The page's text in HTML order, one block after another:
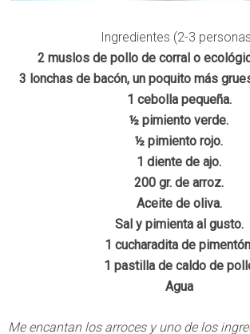
Ingredientes (2-3
2 muslos de pollo de corral o
3 lonchas de bacón, un poquito más
1 cebolla pequeña.
½ pimiento verde.
½ pimiento rojo.
1 diente de ajo.
200 gr. de arroz.
Aceite de oliva.
Sal y pimienta al gusto.
1 cucharadita de
1 pastilla de caldo de
Agua
Me encantan los arroces y uno de los